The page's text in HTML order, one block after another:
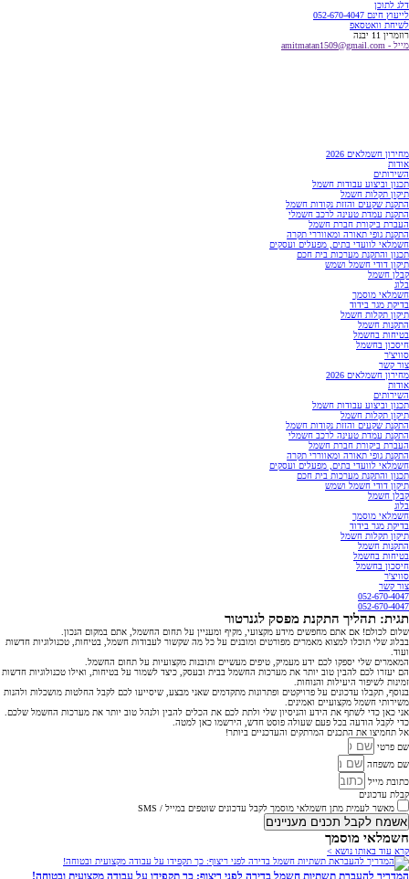
דלג לתוכן
לייעוץ חינם 052-670-4047
לשיחת וואטסאפ
רוזמרין 11 יבנה
מייל - amitmatan1509@gmail.com
מחירון חשמלאים 2026
אודות
השירותים
תכנון וביצוע עבודות חשמל
תיקון תקלות חשמל
התקנת שקעים והזזת נקודות חשמל
התקנת עמדת טעינה לרכב חשמלי
העברת ביקורת חברת חשמל
התקנת גופי תאורה ומאווררי תקרה
חשמלאי לוועדי בתים, מפעלים ועסקים
תכנון והתקנת מערכות בית חכם
תיקון דודי חשמל ושמש
קבלן חשמל
בלוג
חשמלאי מוסמך
בדיקת מגר בידוד
תיקון תקלות חשמל
התקנות חשמל
בטיחות בחשמל
חיסכון בחשמל
סוויצ'ר
צור קשר
מחירון חשמלאים 2026
אודות
השירותים
תכנון וביצוע עבודות חשמל
תיקון תקלות חשמל
התקנת שקעים והזזת נקודות חשמל
התקנת עמדת טעינה לרכב חשמלי
העברת ביקורת חברת חשמל
התקנת גופי תאורה ומאווררי תקרה
חשמלאי לוועדי בתים, מפעלים ועסקים
תכנון והתקנת מערכות בית חכם
תיקון דודי חשמל ושמש
קבלן חשמל
בלוג
חשמלאי מוסמך
בדיקת מגר בידוד
תיקון תקלות חשמל
התקנות חשמל
בטיחות בחשמל
חיסכון בחשמל
סוויצ'ר
צור קשר
052-670-4047
052-670-4047
תגית: תהליך התקנת מפסק לגנרטור
שלום לכולם! אם אתם מחפשים מידע מקצועי, מקיף ומעניין על תחום החשמל, אתם במקום הנכון.
בבלוג שלי תוכלו למצוא מאמרים מפורטים ומובנים על כל מה שקשור לעבודות חשמל, בטיחות, טכנולוגיות חדשות
ועוד.
המאמרים שלי יספקו לכם ידע מעמיק, טיפים מעשיים ותובנות מקצועיות על תחום החשמל.
הם יעזרו לכם להבין טוב יותר את מערכות החשמל בבית ובעסק, כיצד לשמור על בטיחות, ואילו טכנולוגיות חדשות
זמינות לשיפור היעילות והנוחות.
בנוסף, תקבלו עדכונים על פרויקטים ופתרונות מתקדמים שאני מבצע, שיסייעו לכם לקבל החלטות מושכלות ולהנות
משירותי חשמל מקצועיים ואמינים.
אני כאן כדי לשתף את הידע והניסיון שלי ולתת לכם את הכלים להבין ולנהל טוב יותר את מערכות החשמל שלכם.
כדי לקבל הודעה בכל פעם שעולה פוסט חדש, הירשמו כאן למטה.
אל תחמיצו את התכנים המרתקים והעדכניים ביותר!
שם פרטי
שם משפחה
כתובת מייל
קבלת עדכונים
מאשר לעמית מתן חשמלאי מוסמך לקבל עדכונים שוטפים במייל / SMS
אשמח לקבל תכנים מעניינים
חשמלאי מוסמך
קרא עוד באותו נושא >